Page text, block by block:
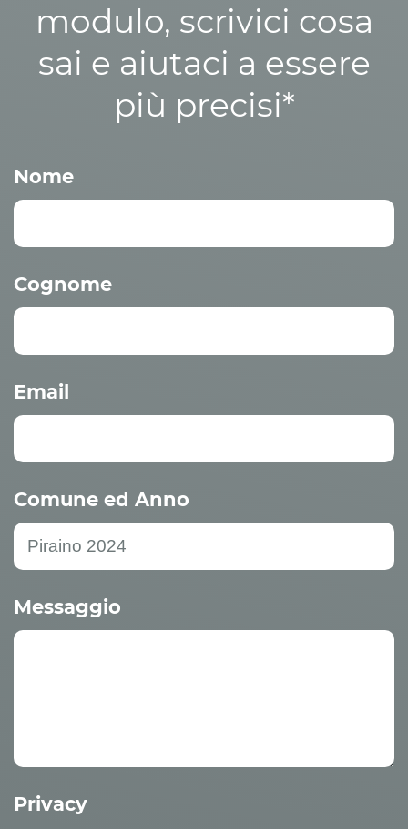
modulo, scrivici cosa
sai e aiutaci a essere
più precisi*
Nome
Cognome
Email
Comune ed Anno
Messaggio
Privacy